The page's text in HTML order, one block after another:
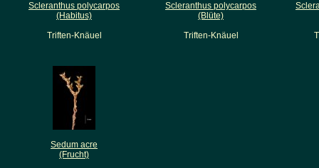
Scleranthus polycarpos
(Habitus)
Triften-Knäuel
Scleranthus polycarpos
(Blüte)
Triften-Knäuel
Sedum acre
(Frucht)